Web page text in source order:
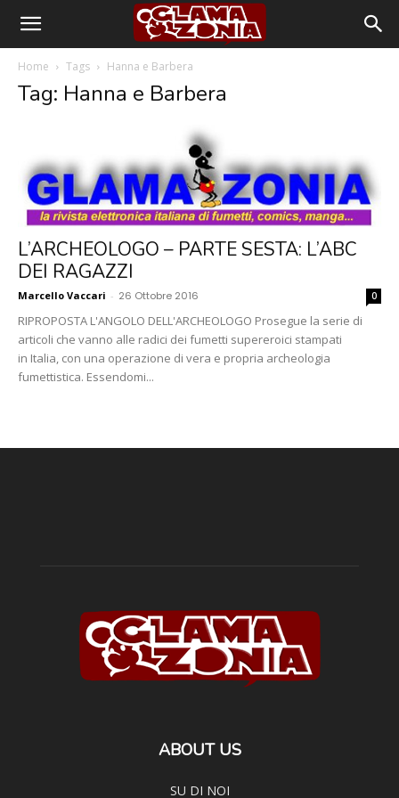
Home Tags Hanna e Barbera
Tag: Hanna e Barbera
L’ARCHEOLOGO – PARTE SESTA: L’ABC
DEI RAGAZZI
Marcello Vaccari - 26 Ottobre 2016 0
RIPROPOSTA L'ANGOLO DELL'ARCHEOLOGO Prosegue la serie di
articoli che vanno alle radici dei fumetti supereroici stampati
in Italia, con una operazione di vera e propria archeologia
fumettistica. Essendomi...
ABOUT US
SU DI NOI